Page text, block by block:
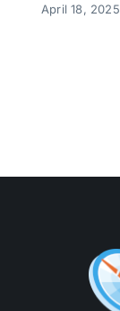
April 18, 2025